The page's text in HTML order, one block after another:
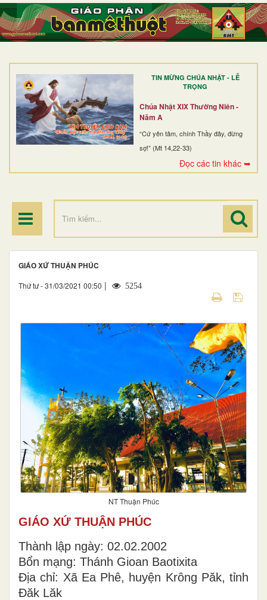
TIN MỪNG CHÚA NHẬT - LỄ
TRỌNG
Chúa Nhật XIX Thường Niên -
Năm A
“Cứ yên tâm, chính Thầy đây, đừng
sợ!” (Mt 14,22-33)
Đọc các tin khác ➥
TRANG NHẤT
GIỚI THIỆU
DÒNG TU
BAN MỤC VỤ
ĐOÀN THỂ CG
ĐIỂM HÀNH HƯƠNG
GIÁO XỨ THUẬN PHÚC
Thứ tư - 31/03/2021 00:50 | 5254
NT Thuận Phúc
GIÁO XỨ THUẬN PHÚC
Thành lập ngày: 02.02.2002
Bổn mạng: Thánh Gioan Baotixita
Địa chỉ: Xã Ea Phê, huyện Krông Păk, tỉnh
Đăk Lăk